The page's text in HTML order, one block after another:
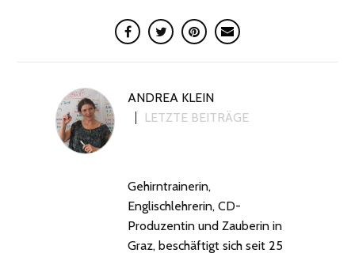
ANDREA KLEIN
LETZTE BEITRÄGE
Gehirntrainerin,
Englischlehrerin, CD-
Produzentin und Zauberin in
Graz, beschäftigt sich seit 25